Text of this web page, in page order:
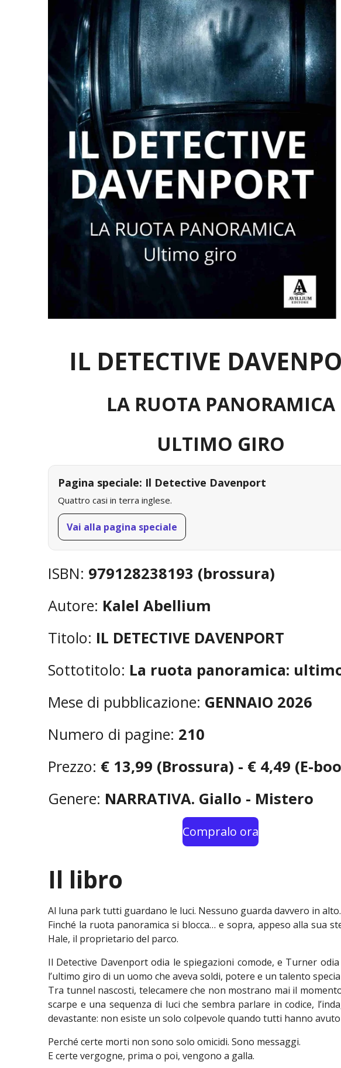
IL DETECTIVE
LA RUOTA PANORAMICA
ULTIMO GIRO
Pagina speciale: Il Detective Davenport
Quattro casi in terra inglese.
Vai alla pagina speciale
ISBN: 979128238193 (brossura)
Autore: Kalel Abellium
Titolo: IL DETECTIVE DAVENPORT
Sottotitolo: La ruota panoramica:
Mese di pubblicazione: GENNAIO 2026
Numero di pagine: 210
Prezzo: € 13,99 (Brossura) - € 4,49 (E-
Genere: NARRATIVA. Giallo - Mistero
Compralo ora
Il libro
Al luna park tutti guardano le luci. Nessuno guarda davvero in alto.
Finché la ruota panoramica si blocca… e sopra, appeso alla sua
Hale, il proprietario del parco.
Il Detective Davenport odia le spiegazioni comode, e Turner
l’ultimo giro di un uomo che aveva soldi, potere e un talento
Tra tunnel nascosti, telecamere che non mostrano mai il
scarpe e una sequenza di luci che sembra parlare in codice,
devastante: non esiste un solo colpevole quando tutti hanno
Perché certe morti non sono solo omicidi. Sono messaggi.
E certe vergogne, prima o poi, vengono a galla.